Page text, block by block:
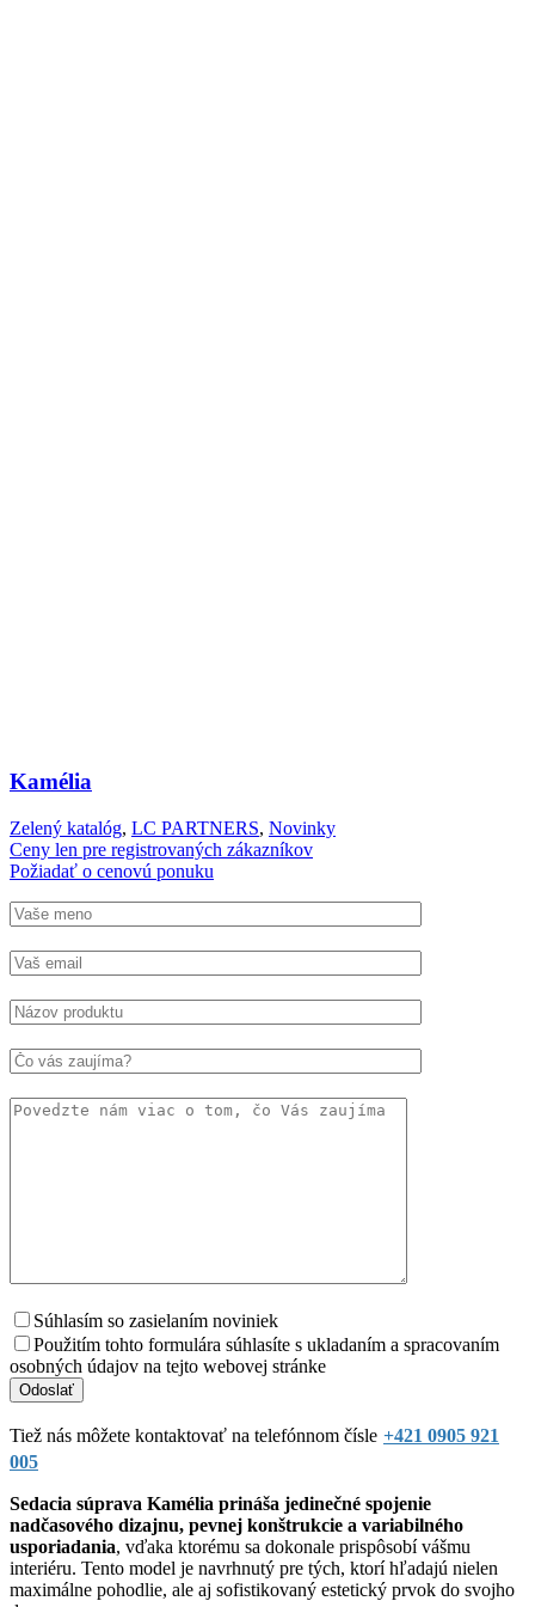
Kamélia
Zelený katalóg, LC PARTNERS, Novinky
Ceny len pre registrovaných zákazníkov
Požiadať o cenovú ponuku
Súhlasím so zasielaním noviniek
Použitím tohto formulára súhlasíte s ukladaním a spracovaním
osobných údajov na tejto webovej stránke
Tiež nás môžete kontaktovať na telefónnom čísle +421 0905 921
005
Sedacia súprava Kamélia prináša jedinečné spojenie
nadčasového dizajnu, pevnej konštrukcie a variabilného
usporiadania, vďaka ktorému sa dokonale prispôsobí vášmu
interiéru. Tento model je navrhnutý pre tých, ktorí hľadajú nielen
maximálne pohodlie, ale aj sofistikovaný estetický prvok do svojho